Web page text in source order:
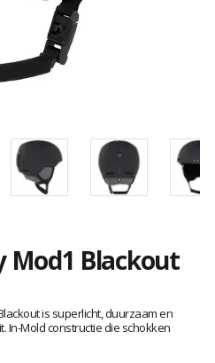
Mod1 Blackout
is superlicht, duurzaam en
In-Mold constructie die schokken